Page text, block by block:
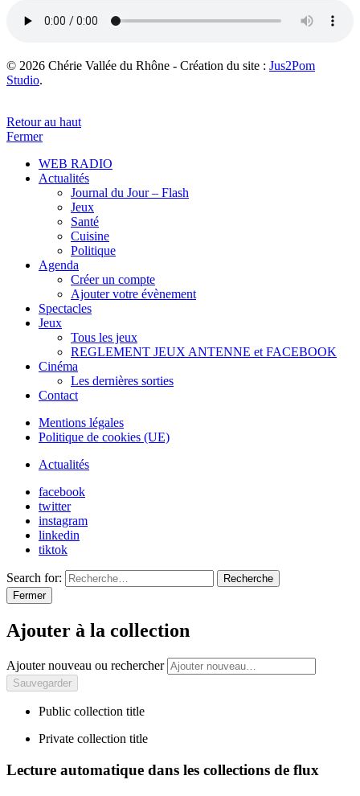
© 2026 Chérie Vallée du Rhône - Création du site : Jus2Pom
Studio.
Retour au haut
Fermer
WEB RADIO
Actualités
Journal du Jour – Flash
Jeux
Santé
Cuisine
Politique
Agenda
Créer un compte
Ajouter votre évènement
Spectacles
Jeux
Tous les jeux
REGLEMENT JEUX ANTENNE et FACEBOOK
Cinéma
Les dernières sorties
Contact
Mentions légales
Politique de cookies (UE)
Actualités
facebook
twitter
instagram
linkedin
tiktok
Search for:
Recherche
Fermer
Ajouter à la collection
Ajouter nouveau ou rechercher
Public collection title
Private collection title
Lecture automatique dans les collections de flux